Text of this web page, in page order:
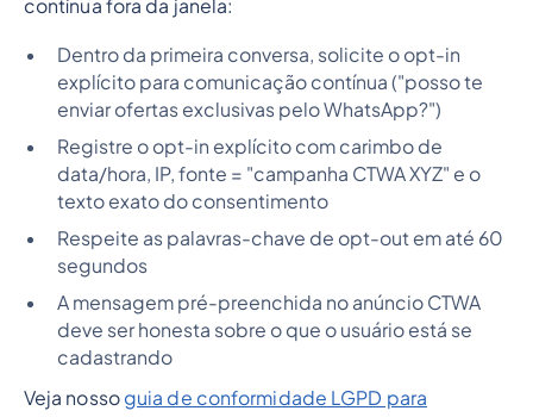
contínua fora da janela:
Dentro da primeira conversa, solicite o opt-in
explícito para comunicação contínua ("posso te
enviar ofertas exclusivas pelo WhatsApp?")
Registre o opt-in explícito com carimbo de
data/hora, IP, fonte = "campanha CTWA XYZ" e o
texto exato do consentimento
Respeite as palavras-chave de opt-out em até 60
segundos
A mensagem pré-preenchida no anúncio CTWA
deve ser honesta sobre o que o usuário está se
cadastrando
Veja nosso guia de conformidade LGPD para